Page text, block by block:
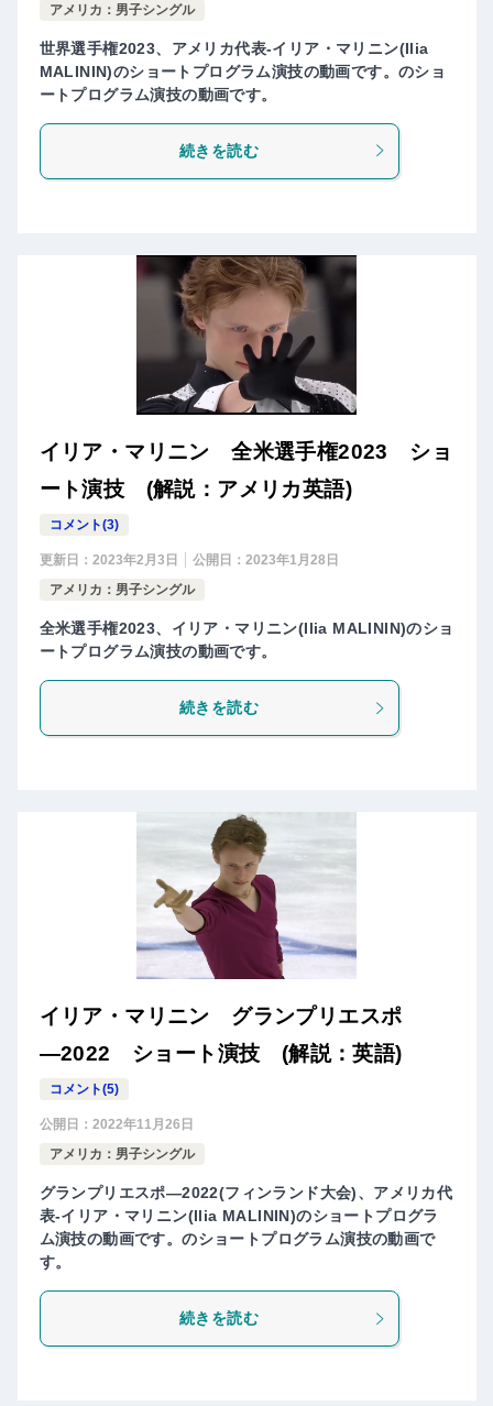
アメリカ：男子シングル
世界選手権2023、アメリカ代表-イリア・マリニン(Ilia
MALININ)のショートプログラム演技の動画です。のショ
ートプログラム演技の動画です。
続きを読む
イリア・マリニン 全米選手権2023 ショ
ート演技 (解説：アメリカ英語)
コメント(3)
更新日： 2023年2月3日 公開日： 2023年1月28日
アメリカ：男子シングル
全米選手権2023、イリア・マリニン(Ilia MALININ)のショ
ートプログラム演技の動画です。
続きを読む
イリア・マリニン グランプリエスポ
―2022 ショート演技 (解説：英語)
コメント(5)
公開日： 2022年11月26日
アメリカ：男子シングル
グランプリエスポ―2022(フィンランド大会)、アメリカ代
表-イリア・マリニン(Ilia MALININ)のショートプログラ
ム演技の動画です。のショートプログラム演技の動画で
す。
続きを読む